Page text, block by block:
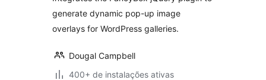
generate dynamic pop-up image
overlays for WordPress galleries.
Dougal Campbell
400+ de instalações ativas